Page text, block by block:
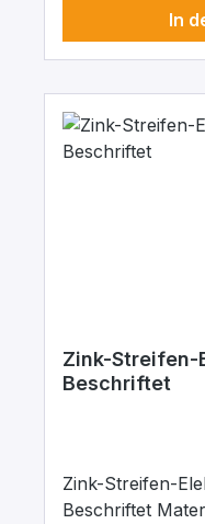
In
Zink-Streifen-
Beschriftet
Zink-Streifen-
Beschriftet